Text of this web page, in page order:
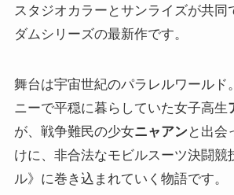
スタジオカラーとサンライズが共同
ダムシリーズの最新作です。
舞台は宇宙世紀のパラレルワールド
ニーで平穏に暮らしていた女子高生
が、戦争難民の少女ニャアンと出会
けに、非合法なモビルスーツ決闘競
ル》に巻き込まれていく物語です。